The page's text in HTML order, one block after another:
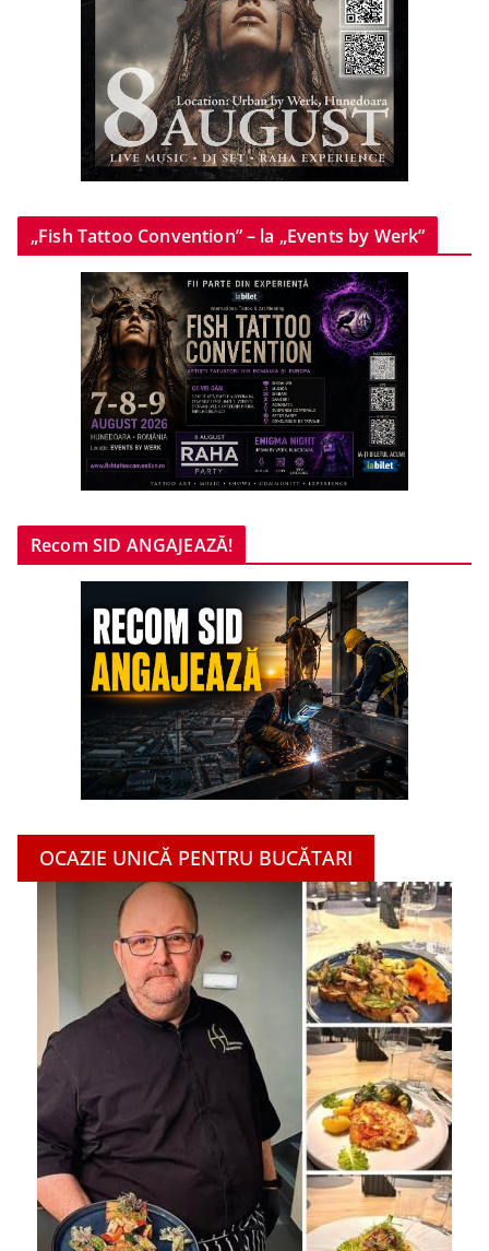
„Fish Tattoo Convention” – la „Events by Werk”
Recom SID ANGAJEAZĂ!
OCAZIE UNICĂ PENTRU BUCĂTARI